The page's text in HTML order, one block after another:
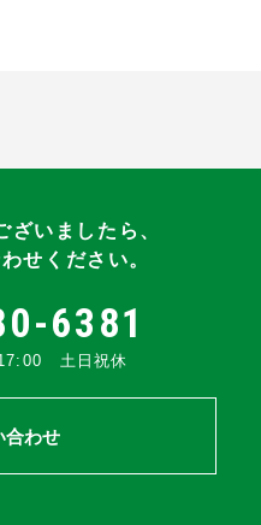
ざいましたら、
せください。
6381
土日祝休
合わせ